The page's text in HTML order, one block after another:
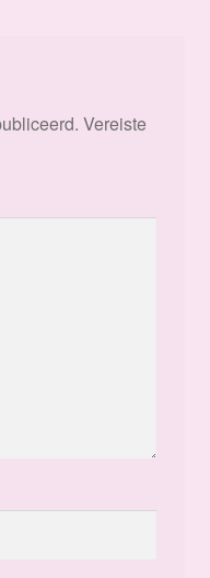
Vereiste